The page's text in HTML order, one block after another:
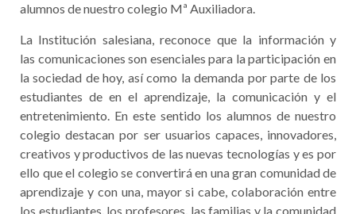
alumnos denuestro colegio Mª Auxiliadora.
La Institución salesiana, reconoce que la información y
las comunicaciones son esenciales para la participación en
la sociedad de hoy, así como la demanda por parte de los
estudiantes de en el aprendizaje, la comunicación y el
entretenimiento. En este sentido los alumnos de nuestro
colegio destacan por ser usuarios capaces, innovadores,
creativos y productivos de las nuevas tecnologías y es por
ello que el colegio se convertirá en una gran comunidad de
aprendizaje y con una, mayor si cabe, colaboración entre
los estudiantes, los profesores, las familias y la comunidad